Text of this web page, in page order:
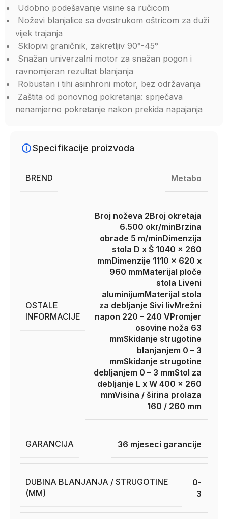
Udobno podešavanje visine sa ručicom
Noževi blanjalice sa dvostrukom oštricom za duži
vijek trajanja
Sklopivi graničnik, zakretljiv 90°-45°
Snažan univerzalni motor za snažan pogon i
ravnomjeran rezultat blanjanja
Robustan i tihi asinhroni motor, bez održavanja
Zaštita od ponovnog pokretanja: sprječava
nenamjerno pokretanje nakon prekida napajanja
Specifikacije proizvoda
BREND Metabo
OSTALE
INFORMACIJE
Broj noževa 2Broj okretaja
6.500 okr/minBrzina
obrade 5 m/minDimenzija
stola D x Š 1040 x 260
mmDimenzije 1110 x 620 x
960 mmMaterijal ploče
stola Liveni
aluminijumMaterijal stola
za debljanje Sivi livMrežni
napon 220 – 240 VPromjer
osovine noža 63
mmSkidanje strugotine
blanjanjem 0 – 3
mmSkidanje strugotine
debljanjem 0 – 3 mmStol za
debljanje L x W 400 x 260
mmVisina / širina prolaza
160 / 260 mm
GARANCIJA 36 mjeseci garancije
DUBINA BLANJANJA / STRUGOTINE
(MM)
0-
3